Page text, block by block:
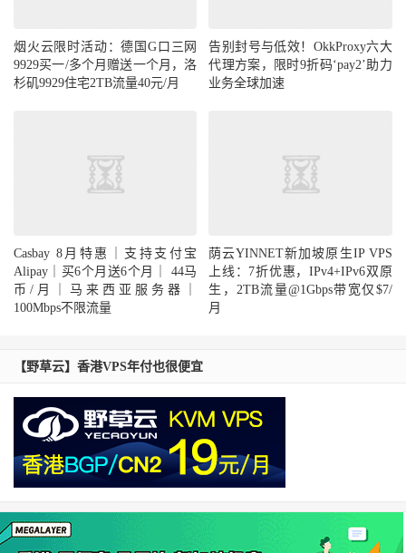
烟火云限时活动：德国G口三网
9929买一/多个月赠送一个月，洛
杉矶9929住宅2TB流量40元/月
告别封号与低效！OkkProxy六大
代理方案，限时9折码‘pay2’助力
业务全球加速
Casbay 8月特惠｜支持支付宝
Alipay｜买6个月送6个月｜ 44马
币/月｜马来西亚服务器｜
100Mbps不限流量
荫云YINNET新加坡原生IP VPS
上线：7折优惠，IPv4+IPv6双原
生，2TB流量@1Gbps带宽仅$7/
月
【野草云】香港VPS年付也很便宜